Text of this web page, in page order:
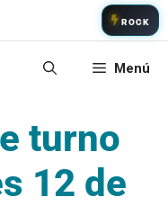
ROCK
Menú
turno
12 de